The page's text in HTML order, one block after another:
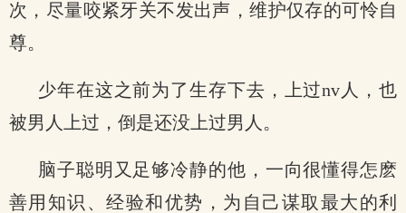
次，尽量咬紧牙关不发出声，维护仅存的可怜自
尊。
少年在这之前为了生存下去，上过nv人，也
被男人上过，倒是还没上过男人。
脑子聪明又足够冷静的他，一向很懂得怎麽
善用知识、经验和优势，为自己谋取最大的利